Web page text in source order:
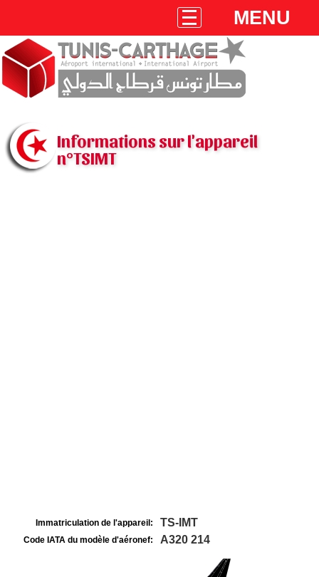
MENU
Informations sur l'appareil
n°TSIMT
Immatriculation de l'appareil: TS-IMT
Code IATA du modèle d'aéronef: A320 214